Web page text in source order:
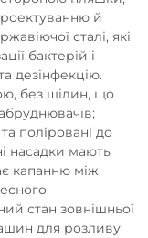
й
сталі, які
бактерій і
дезінфекцію.
без щілин, що
поліровані до
насадки мають
капанню між
стан зовнішньої
для розливу